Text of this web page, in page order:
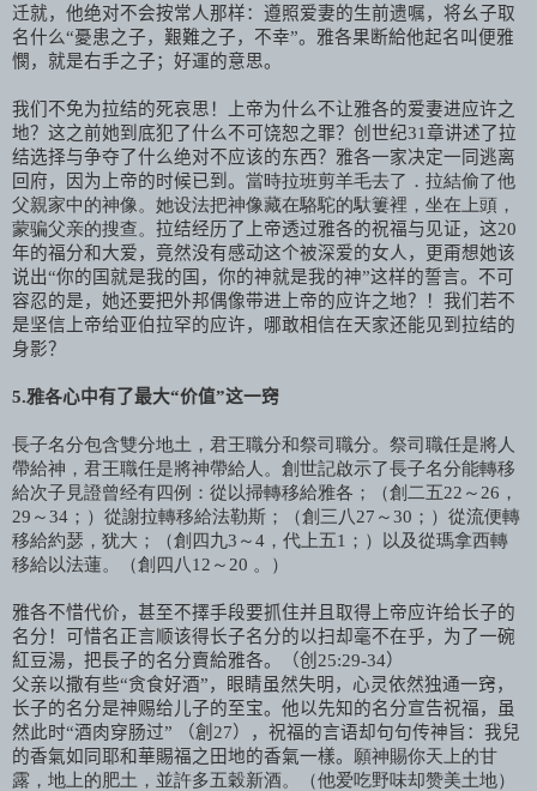
迁就，他绝对不会按常人那样：遵照爱妻的生前遗嘱，将幺子取
名什么“憂患之子，艱難之子，不幸”。雅各果断給他起名叫便雅
憫，就是右手之子；好運的意思。
我们不免为拉结的死哀思！上帝为什么不让雅各的爱妻进应许之
地？这之前她到底犯了什么不可饶恕之罪？创世纪31章讲述了拉
结选择与争夺了什么绝对不应该的东西？雅各一家决定一同逃离
回府，因为上帝的时候已到。 當時拉班剪羊毛去了．拉結偷了他
父親家中的神像。她设法把神像藏在駱駝的馱簍裡，坐在上頭，
蒙骗父亲的搜查。 拉结经历了上帝透过雅各的祝福与见证，这20
年的福分和大爱，竟然没有感动这个被深爱的女人，更甭想她该
说出“你的国就是我的国，你的神就是我的神”这样的誓言。不可
容忍的是，她还要把外邦偶像带进上帝的应许之地？！我们若不
是坚信上帝给亚伯拉罕的应许，哪敢相信在天家还能见到拉结的
身影？
5.雅各心中有了最大“价值”这一窍
長子名分包含雙分地土，君王職分和祭司職分。祭司職任是將人
帶給神，君王職任是將神帶給人。創世記啟示了長子名分能轉移
給次子見證曾经有四例：從以掃轉移給雅各；（創二五22 ～ 26 ，
29 ～34 ；）從謝拉轉移給法勒斯；（創三八 27 ～30 ；）從流便轉
移給約瑟，犹大；（創四九3 ～4 ，代上五1 ；）以及從瑪拿西轉
移給以法蓮。（創四八 12 ～ 20 。）
雅各不惜代价，甚至不擇手段要抓住并且取得上帝应许给长子的
名分！可惜名正言顺该得长子名分的以扫却毫不在乎，为了一碗
紅豆湯，把長子的名分賣給雅各。（创 25:29-34）
父亲以撒有些“贪食好酒”，眼睛虽然失明，心灵依然独通一窍，
长子的名分是神赐给儿子的至宝。他以先知的名分宣告祝福，虽
然此时“酒肉穿肠过” （創 27），祝福的言语却句句传神旨：我兒
的香氣如同耶和華賜福之田地的香氣一樣。
願神賜你天上的甘
露，地上的肥土，並許多五穀新酒。（他爱吃野味却赞美土地）